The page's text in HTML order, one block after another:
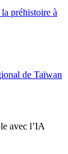
le
controverse
préhistoire à
de Taïwan
avec l’IA